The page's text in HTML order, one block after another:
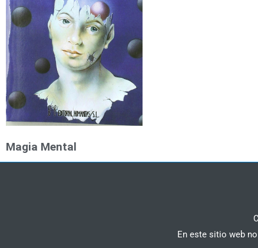
Magia Mental
En este sitio web